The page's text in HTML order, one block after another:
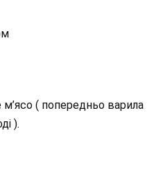
( попередньо варила
).